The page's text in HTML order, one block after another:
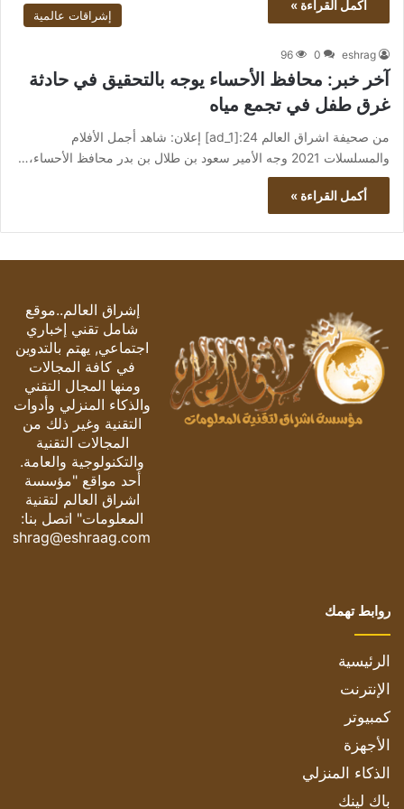
أكمل القراءة »
إشراقات عالمية
eshrag
0
96
آخر خبر: محافظ الأحساء يوجه بالتحقيق في حادثة
غرق طفل في تجمع مياه
من صحيفة اشراق العالم 24:[ad_1] إعلان: شاهد أجمل الأفلام
والمسلسلات 2021 وجه الأمير سعود بن طلال بن بدر محافظ الأحساء،…
أكمل القراءة »
إشراق العالم..موقع
شامل تقني إخباري
اجتماعي, يهتم بالتدوين
في كافة المجالات
ومنها المجال التقني
والذكاء المنزلي وأدوات
التقنية وغير ذلك من
المجالات التقنية
والتكنولوجية والعامة.
أحد مواقع "مؤسسة
اشراق العالم لتقنية
المعلومات" اتصل بنا:
eshrag@eshraag.com
روابط تهمك
الرئيسية
الإنترنت
كمبيوتر
الأجهزة
الذكاء المنزلي
باك لينك